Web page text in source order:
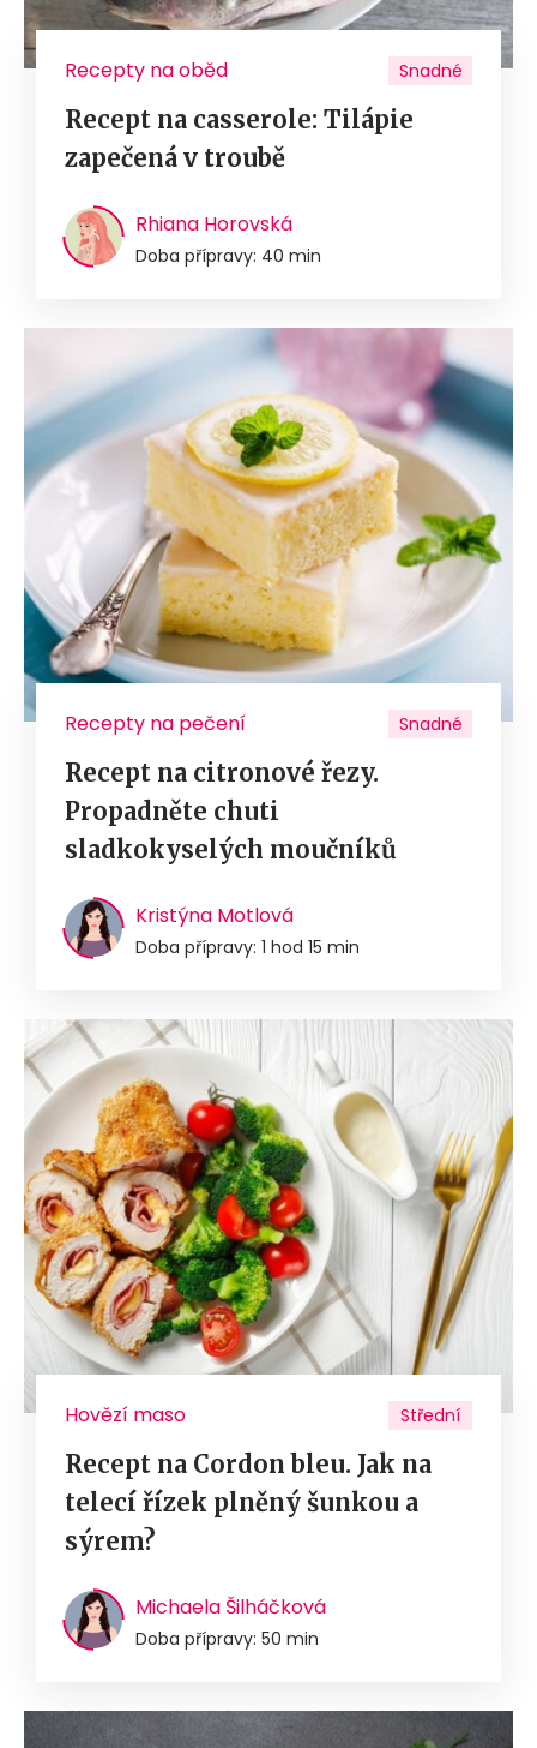
Recepty na oběd Snadné
Recept na casserole: Tilápie
zapečená v troubě
Rhiana Horovská
Doba přípravy: 40 min
Recepty na pečení Snadné
Recept na citronové řezy.
Propadněte chuti
sladkokyselých moučníků
Kristýna Motlová
Doba přípravy: 1 hod 15 min
Hovězí maso Střední
Recept na Cordon bleu. Jak na
telecí řízek plněný šunkou a
sýrem?
Michaela Šilháčková
Doba přípravy: 50 min